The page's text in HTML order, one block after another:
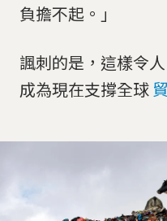
負擔不起。」
諷刺的是，這樣令
成為現在支撐全球